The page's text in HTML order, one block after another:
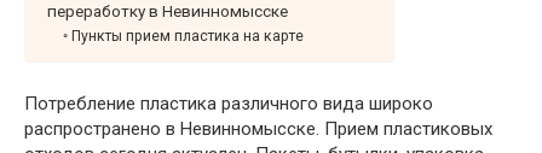
переработку в Невинномысске
Пункты прием пластика на карте
Потребление пластика различного вида широко
распространено в Невинномысске. Прием пластиковых